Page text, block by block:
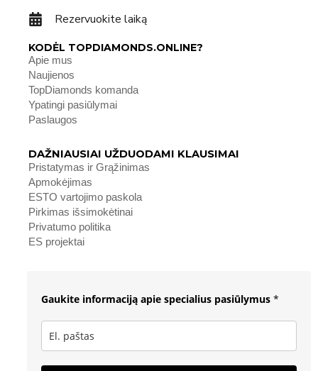
Rezervuokite laiką
KODĖL TOPDIAMONDS.ONLINE?
Apie mus
Naujienos
TopDiamonds komanda
Ypatingi pasiūlymai
Paslaugos
DAŽNIAUSIAI UŽDUODAMI KLAUSIMAI
Pristatymas ir Grąžinimas
Apmokėjimas
ESTO vartojimo paskola
Pirkimas išsimokėtinai
Privatumo politika
ES projektai
Gaukite informaciją apie specialius pasiūlymus *